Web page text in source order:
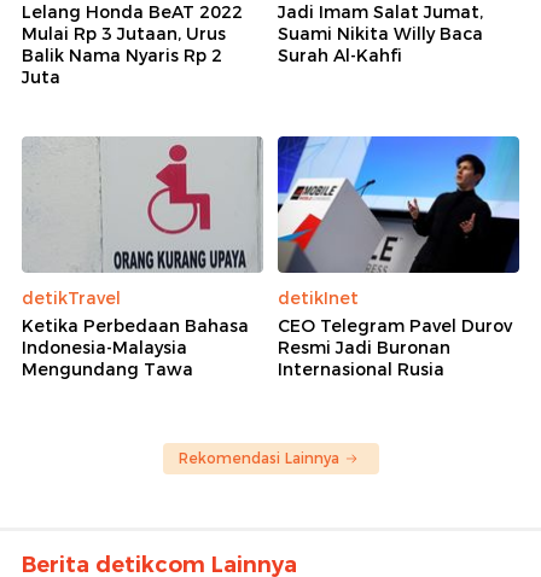
Lelang Honda BeAT 2022
Mulai Rp 3 Jutaan, Urus
Balik Nama Nyaris Rp 2
Juta
Jadi Imam Salat Jumat,
Suami Nikita Willy Baca
Surah Al-Kahfi
detikTravel
Ketika Perbedaan Bahasa
Indonesia-Malaysia
Mengundang Tawa
detikInet
CEO Telegram Pavel Durov
Resmi Jadi Buronan
Internasional Rusia
Rekomendasi Lainnya
Berita detikcom Lainnya